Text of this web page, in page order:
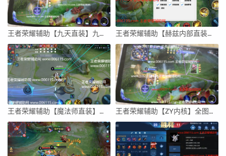
王者荣耀辅助【九天直装】九天工作室荣誉出品 7月20日更新安卓版 王者荣耀辅助【赫兹内部直装】7月19日已更新一体纯直装 完美防封 全图透视
王者荣耀辅助【魔法师直装】内部透视自瞄 全图显示人物信息 王者荣耀辅助【ZY内核】全图透视自瞄 过录屏、直播、过巅峰赛